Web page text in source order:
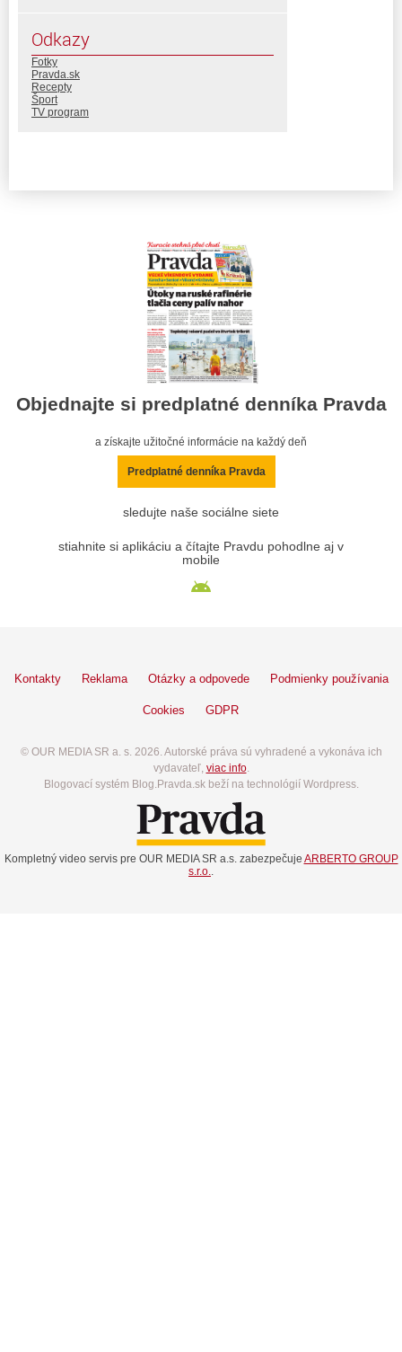
Odkazy
Fotky
Pravda.sk
Recepty
Šport
TV program
Objednajte si predplatné denníka Pravda
a získajte užitočné informácie na každý deň
Predplatné denníka Pravda
sledujte naše sociálne siete
stiahnite si aplikáciu a čítajte Pravdu pohodlne aj v
mobile
Kontakty Reklama Otázky a odpovede Podmienky používania
Cookies GDPR
© OUR MEDIA SR a. s. 2026. Autorské práva sú vyhradené a vykonáva ich
vydavateľ, viac info.
Blogovací systém Blog.Pravda.sk beží na technológií Wordpress.
Kompletný video servis pre OUR MEDIA SR a.s. zabezpečuje ARBERTO GROUP
s.r.o..